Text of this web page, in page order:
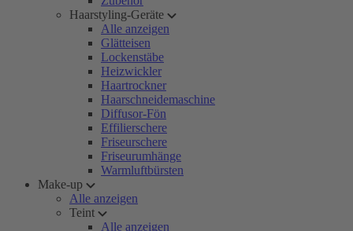
Haarstyling-Geräte
Alle anzeigen
Glätteisen
Lockenstäbe
Heizwickler
Haartrockner
Haarschneidemaschine
Diffusor-Fön
Effilierschere
Friseurschere
Friseurumhänge
Warmluftbürsten
Make-up
Alle anzeigen
Teint
Alle anzeigen